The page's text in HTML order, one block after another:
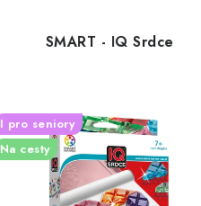
SMART - IQ Srdce
I pro seniory
Na cesty